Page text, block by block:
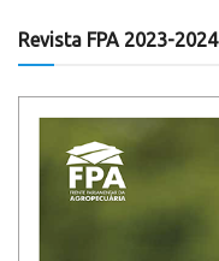
Revista FPA 2023-2024